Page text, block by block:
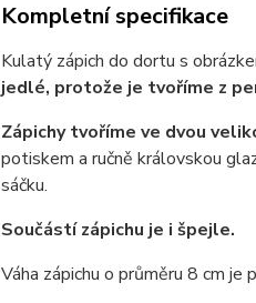
Kompletní specifikace
Kulatý zápich do dortu s
jedlé, protože je tvoříme z
Zápichy tvoříme ve dvou
potiskem a ručně královskou
sáčku.
Součástí zápichu je i špejle.
Váha zápichu o průměru 8 cm